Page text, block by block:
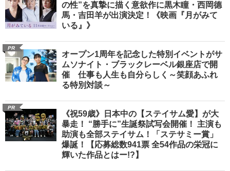
の性”を真摯に描く意欲作に黒木瞳・西岡德
馬・吉田羊が出演決定！《映画『月がみて
いる』》
PR
オープン1周年を記念した特別イベントがサ
ムソナイト・ブラックレーベル銀座店で開
催 仕事も人生も自分らしく～笑顔あふれ
る特別対談～
PR
《祝59歳》日本中の【ステイサム愛】が大
暴走！ “勝手に”生誕祭試写会開催！ 主演も
助演も全部ステイサム！「ステサミー賞」
爆誕！【応募総数941票 全54作品の栄冠に
輝いた作品とはー!?】